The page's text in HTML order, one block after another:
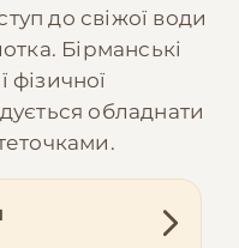
до свіжої води
Бірманські
фізичної
обладнати